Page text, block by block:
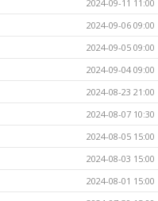
2024-09-11 11:00
2024-09-06 09:00
2024-09-05 09:00
2024-09-04 09:00
2024-08-23 21:00
2024-08-07 10:30
2024-08-05 15:00
2024-08-03 15:00
2024-08-01 15:00